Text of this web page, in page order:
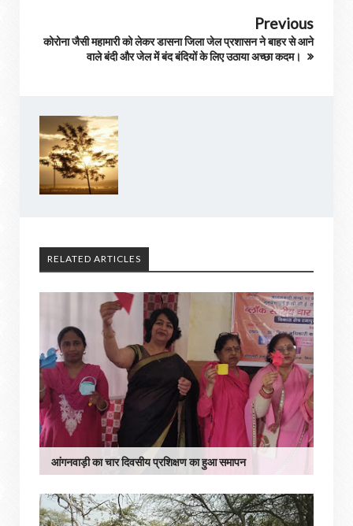
Previous
कोरोना जैसी महामारी को लेकर डासना जिला जेल प्रशासन ने बाहर से आने
वाले बंदी और जेल में बंद बंदियों के लिए उठाया अच्छा कदम।
RELATED ARTICLES
आंगनवाड़ी का चार दिवसीय प्रशिक्षण का हुआ समापन